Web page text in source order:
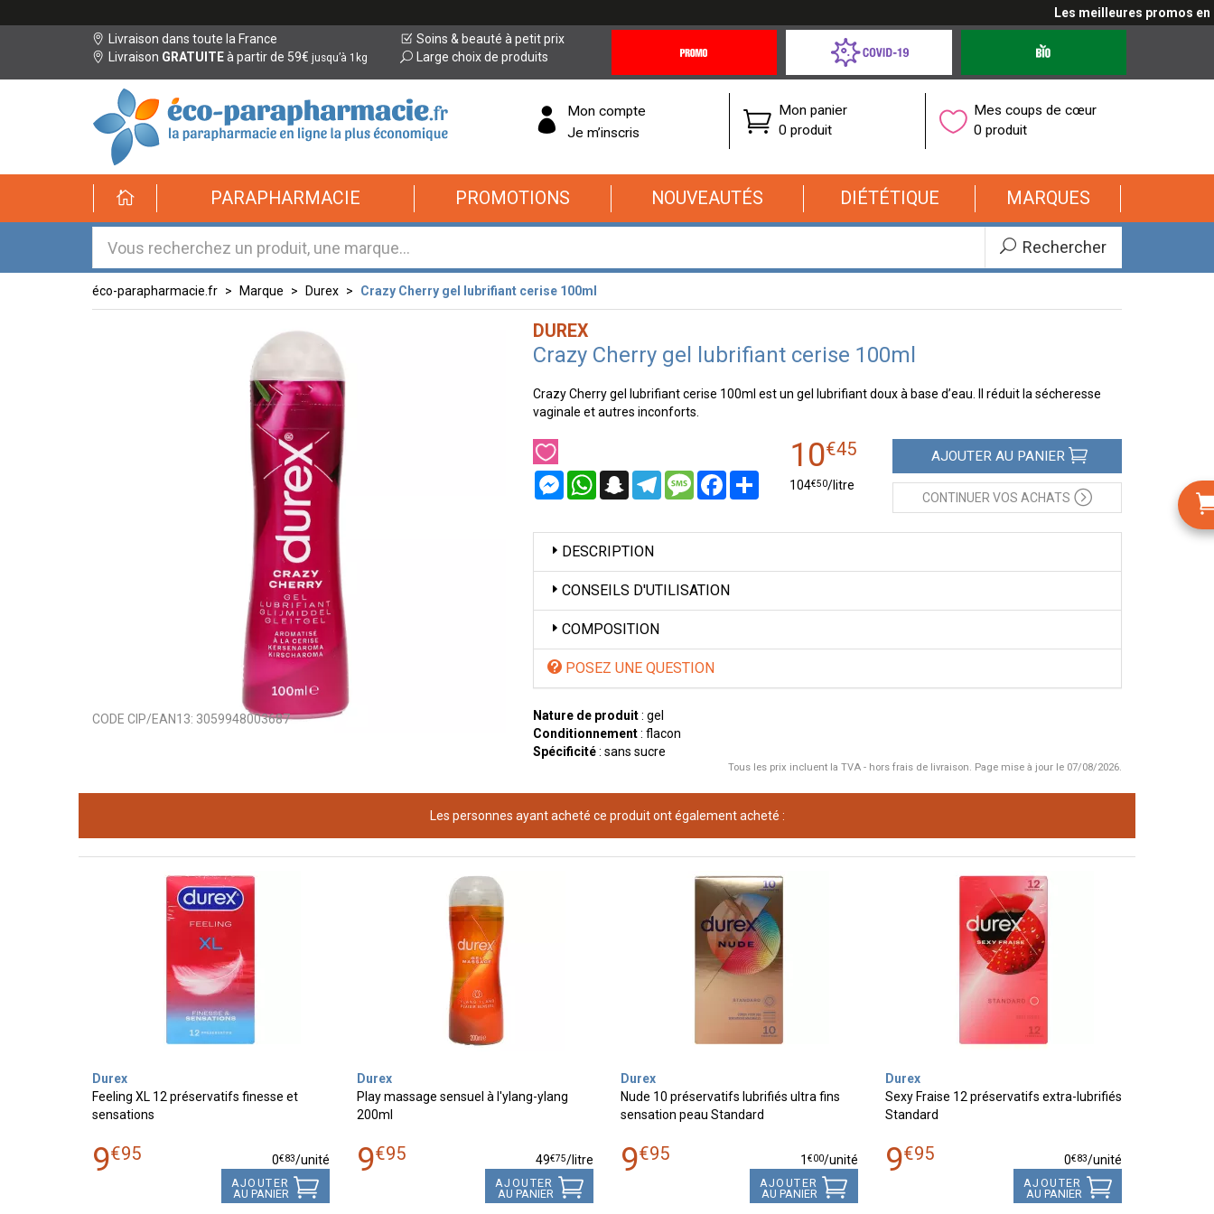
Les meilleures promos en
Livraison dans toute la France
Livraison GRATUITEà partir de 59€ jusqu’à 1kg
Soins & beauté à petit prix
Large choix de produits
Offres
Coronavirus
éco-
parapharmacie.fr
éco-
parapharmacie.fr
Mon compte
Je m’inscris
Mon panier
0 produit
Mes coups de cœur
0 produit
PARAPHARMACIE PROMOTIONS NOUVEAUTÉS DIÉTÉTIQUE MARQUES
Rechercher
éco-parapharmacie.fr Marque Durex Crazy Cherry gel lubrifiant cerise 100ml
CODE CIP/EAN13: 3059948003687
DUREX
Crazy Cherry gel lubrifiant cerise 100ml
Crazy Cherry gel lubrifiant cerise 100ml est un gel lubrifiant doux à base d’eau. Il réduit la sécheresse
vaginale et autres inconforts.
MessengerWhatsAppSnapchatTelegramMessageFacebookPartager
10€45
104€50/litre
AJOUTER AU PANIER
CONTINUER VOS ACHATS
DESCRIPTION
CONSEILS D'UTILISATION
COMPOSITION
POSEZ UNE QUESTION
Nature de produit: gel
Conditionnement: flacon
Spécificité: sans sucre
Tous les prix incluent la TVA - hors frais de livraison. Page mise à jour le 07/08/2026.
Les personnes ayant acheté ce produit ont également acheté :
Durex
Feeling XL 12 préservatifs finesse et
sensations
9€95 0€83/unité
AJOUTER
AU PANIER
Durex
Play massage sensuel à l'ylang-ylang
200ml
9€95 49€75/litre
AJOUTER
AU PANIER
Durex
Nude 10 préservatifs lubrifiés ultra fins
sensation peau Standard
9€95 1 €00/unité
AJOUTER
AU PANIER
Durex
Sexy Fraise 12 préservatifs extra-lubrifiés
Standard
9€95 0€83/unité
AJOUTER
AU PANIER